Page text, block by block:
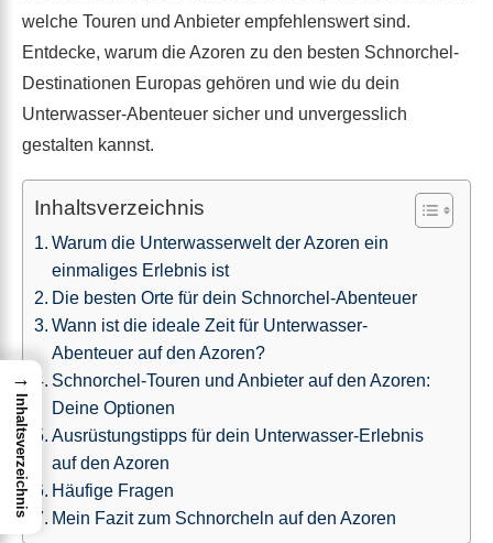
welche Touren und Anbieter empfehlenswert sind.
Entdecke, warum die Azoren zu den besten Schnorchel-
Destinationen Europas gehören und wie du dein
Unterwasser-Abenteuer sicher und unvergesslich
gestalten kannst.
Inhaltsverzeichnis
Warum die Unterwasserwelt der Azoren ein
einmaliges Erlebnis ist
Die besten Orte für dein Schnorchel-Abenteuer
Wann ist die ideale Zeit für Unterwasser-
Abenteuer auf den Azoren?
Schnorchel-Touren und Anbieter auf den Azoren:
Deine Optionen
Ausrüstungstipps für dein Unterwasser-Erlebnis
auf den Azoren
Häufige Fragen
Mein Fazit zum Schnorcheln auf den Azoren
→
Inhaltsverzeichnis